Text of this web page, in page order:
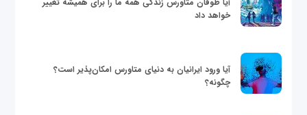
خواهد داد
آیا ورود ایرانیان به دنیای متاورس امکان‌پذیر است؟
چگونه؟